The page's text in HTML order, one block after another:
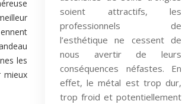
les
mieux
soient attractifs, les
professionnels de
l’esthétique ne cessent de
nous avertir de leurs
conséquences néfastes. En
effet, le métal est trop dur,
trop froid et potentiellement